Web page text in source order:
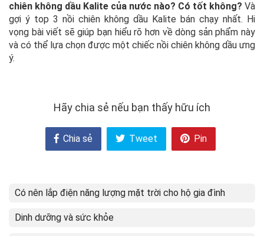
chiên không dầu Kalite của nước nào? Có tốt không? Và
gợi ý top 3 nồi chiên không dầu Kalite bán chạy nhất. Hi
vọng bài viết sẽ giúp bạn hiểu rõ hơn về dòng sản phẩm này
và có thể lựa chọn được một chiếc nồi chiên không dầu ưng
ý.
Hãy chia sẻ nếu bạn thấy hữu ích
Chia sẻ Tweet Pin
Có nên lắp điện năng lượng mặt trời cho hộ gia đình
Dinh dưỡng và sức khỏe